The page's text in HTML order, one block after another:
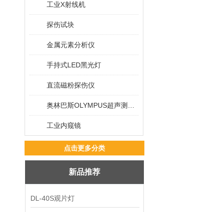
工业X射线机
探伤试块
金属元素分析仪
手持式LED黑光灯
直流磁粉探伤仪
工业内窥镜
点击更多分类
新品推荐
DL-40S观片灯